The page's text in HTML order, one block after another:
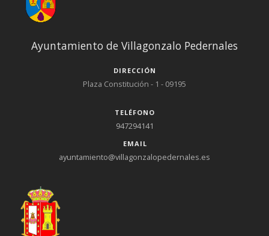
Ayuntamiento de Villagonzalo Pedernales
DIRECCIÓN
Plaza Constitución - 1 - 09195
TELÉFONO
947294141
EMAIL
ayuntamiento@villagonzalopedernales.es